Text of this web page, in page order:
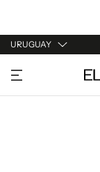
URUGUAY
URUGUAY
ARGENTINA